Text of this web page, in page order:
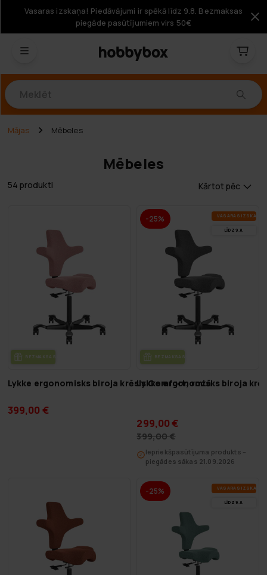
Vasaras izskaņa! Piedāvājumi ir spēkā līdz 9.8. Bezmaksas
piegāde pasūtījumiem virs 50€
Mājas Mēbeles
Mēbeles
54 produkti Kārtot pēc
BEZ­MAK­SAS PIE­GĀ­DE
Lykke ergonomisks biroja krēsls Comfort, rozā
399,00 €
-25% VA­SA­RAS IZ­SKA­ŅA
LĪDZ 9.8.
BEZ­MAK­SAS PIE­GĀ­DE
Lykke ergonomisks biroja
299,00 €
399,00 €
Iepriekšpasūtījuma produkts –
piegādes sākas 21.09.2026
-25% VA­SA­RAS IZ­SKA­ŅA
LĪDZ 9.8.